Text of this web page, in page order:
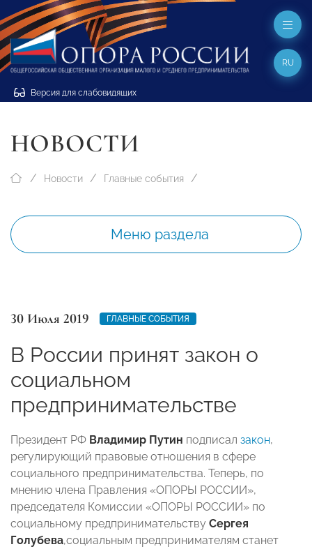
Версия для слабовидящих
RU
НОВОСТИ
Новости Главные события
Меню раздела
30 Июля 2019 ГЛАВНЫЕ СОБЫТИЯ
В России принят закон о
социальном
предпринимательстве
Президент РФ Владимир Путин подписал закон,
регулирующий правовые отношения в сфере
социального предпринимательства. Теперь, по
мнению члена Правления «ОПОРЫ РОССИИ»,
председателя Комиссии «ОПОРЫ РОССИИ» по
социальному предпринимательству Сергея
Голубева,социальным предпринимателям станет